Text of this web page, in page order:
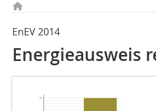
EnEV 2014
Energieausweis